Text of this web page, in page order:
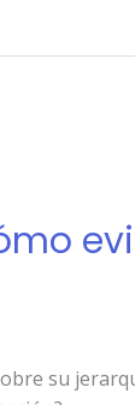
su